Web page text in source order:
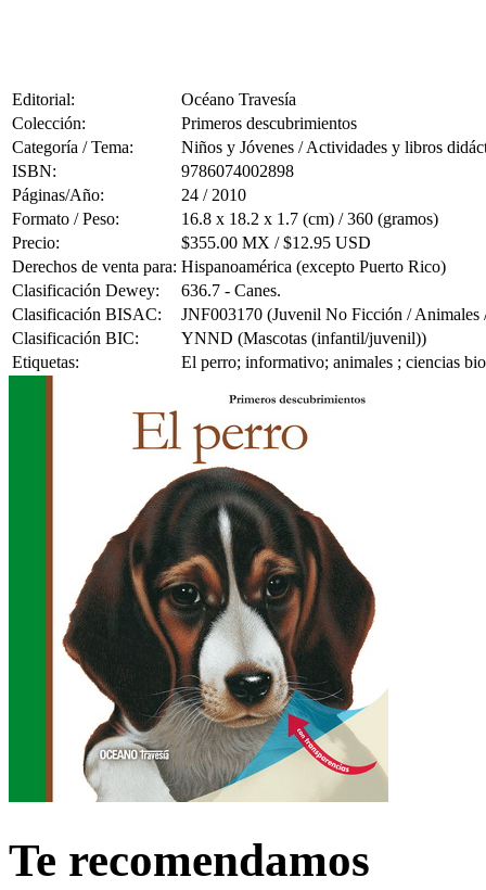
Editorial:
Océano Travesía
Colección:
Primeros descubrimientos
Categoría / Tema:
Niños y Jóvenes / Actividades y libros
ISBN:
9786074002898
Páginas/Año:
24 / 2010
Formato / Peso:
16.8 x 18.2 x 1.7 (cm) / 360 (gramos)
Precio:
$355.00 MX / $12.95 USD
Derechos de venta para: Hispanoamérica (excepto Puerto Rico)
Clasificación Dewey:
636.7 - Canes.
Clasificación BISAC:
JNF003170 (Juvenil No Ficción / Animales
Clasificación BIC:
YNND (Mascotas (infantil/juvenil))
Etiquetas:
El perro; informativo; animales ; ciencias
Te recomendamos